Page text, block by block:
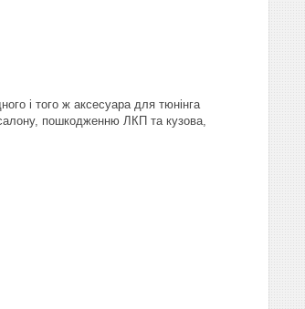
і того ж аксесуара для тюнінга
салону, пошкодженню ЛКП та кузова,